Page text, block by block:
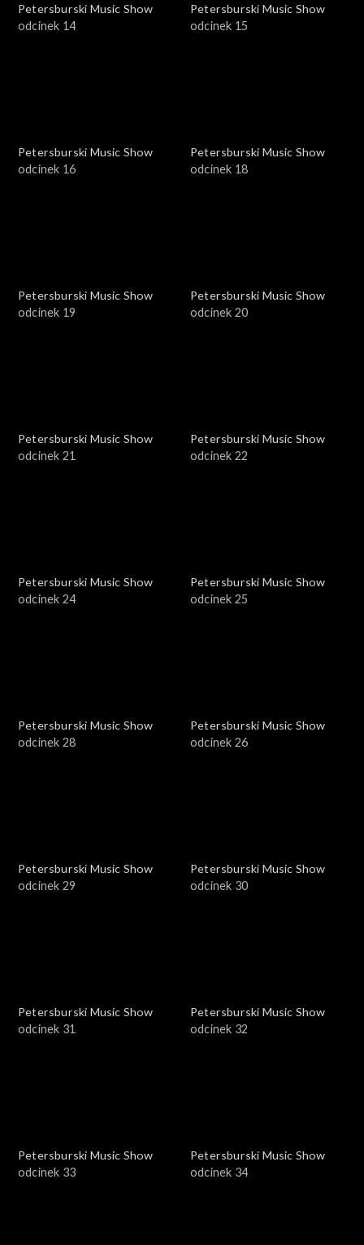
Petersburski Music Show
odcinek 14
Petersburski Music Show
odcinek 15
Petersburski Music Show
odcinek 16
Petersburski Music Show
odcinek 18
Petersburski Music Show
odcinek 19
Petersburski Music Show
odcinek 20
Petersburski Music Show
odcinek 21
Petersburski Music Show
odcinek 22
Petersburski Music Show
odcinek 24
Petersburski Music Show
odcinek 25
Petersburski Music Show
odcinek 28
Petersburski Music Show
odcinek 26
Petersburski Music Show
odcinek 29
Petersburski Music Show
odcinek 30
Petersburski Music Show
odcinek 31
Petersburski Music Show
odcinek 32
Petersburski Music Show
odcinek 33
Petersburski Music Show
odcinek 34